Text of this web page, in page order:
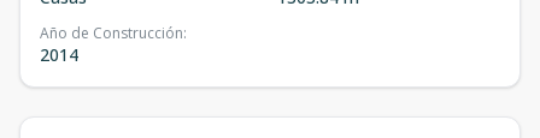
Año de Construcción:
2014